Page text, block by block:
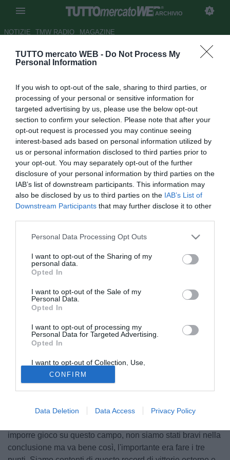
TUTTO mercato WEB - Do Not Process My
Personal Information
If you wish to opt-out of the sale, sharing to third parties, or
processing of your personal or sensitive information for
targeted advertising by us, please use the below opt-out
section to confirm your selection. Please note that after your
opt-out request is processed you may continue seeing
interest-based ads based on personal information utilized by
us or personal information disclosed to third parties prior to
your opt-out. You may separately opt-out of the further
disclosure of your personal information by third parties on the
IAB’s list of downstream participants. This information may
also be disclosed by us to third parties on the IAB’s List of
Downstream Participants that may further disclose it to other
Personal Data Processing Opt Outs
I want to opt-out of the Sharing of my
personal data.
Opted In
I want to opt-out of the Sale of my
Personal Data.
Opted In
I want to opt-out of processing my
Personal Data for Targeted Advertising.
Opted In
I want to opt-out of Collection, Use,
Retention, Sale, and/or Sharing of my
Personal Data that Is Unrelated with the
Purposes for which it was collected.
Opted Out
CONFIRM
Data Deletion Data Access Privacy Policy
ARCHIVIO
NOTIZIE TMW RADIO MAGAZINE
Palermo, Iachini: "Tanta
era riuscire a vincere"
Autore Antonio Gaito
12.04.2014 18:35
2014
vedi letture
© foto di Daniele Buffa/Image Sport
Intervistato da Sky, il tecnico del Palermo, Giuseppe
Iachini, ha commentato la vittoria sul campo del Trapani:
"Abbiamo fatto bene. Non siamo riusciti a sbloccarla, poi
possesso e profondità. Ho inserito Lafferty per premere di
imporre gioco su questo campo, non siamo stati bravi nella
conclusione ma va bene così, l'importante era fare i tre